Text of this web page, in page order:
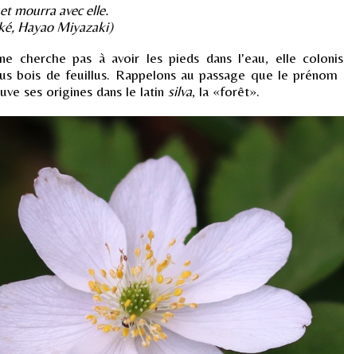
mourra avec elle.
Hayao Miyazaki)
cherche pas à avoir les pieds dans l'eau, elle
bois de feuillus. Rappelons au passage que le prénom
ses origines dans le latin silva, la «forêt».